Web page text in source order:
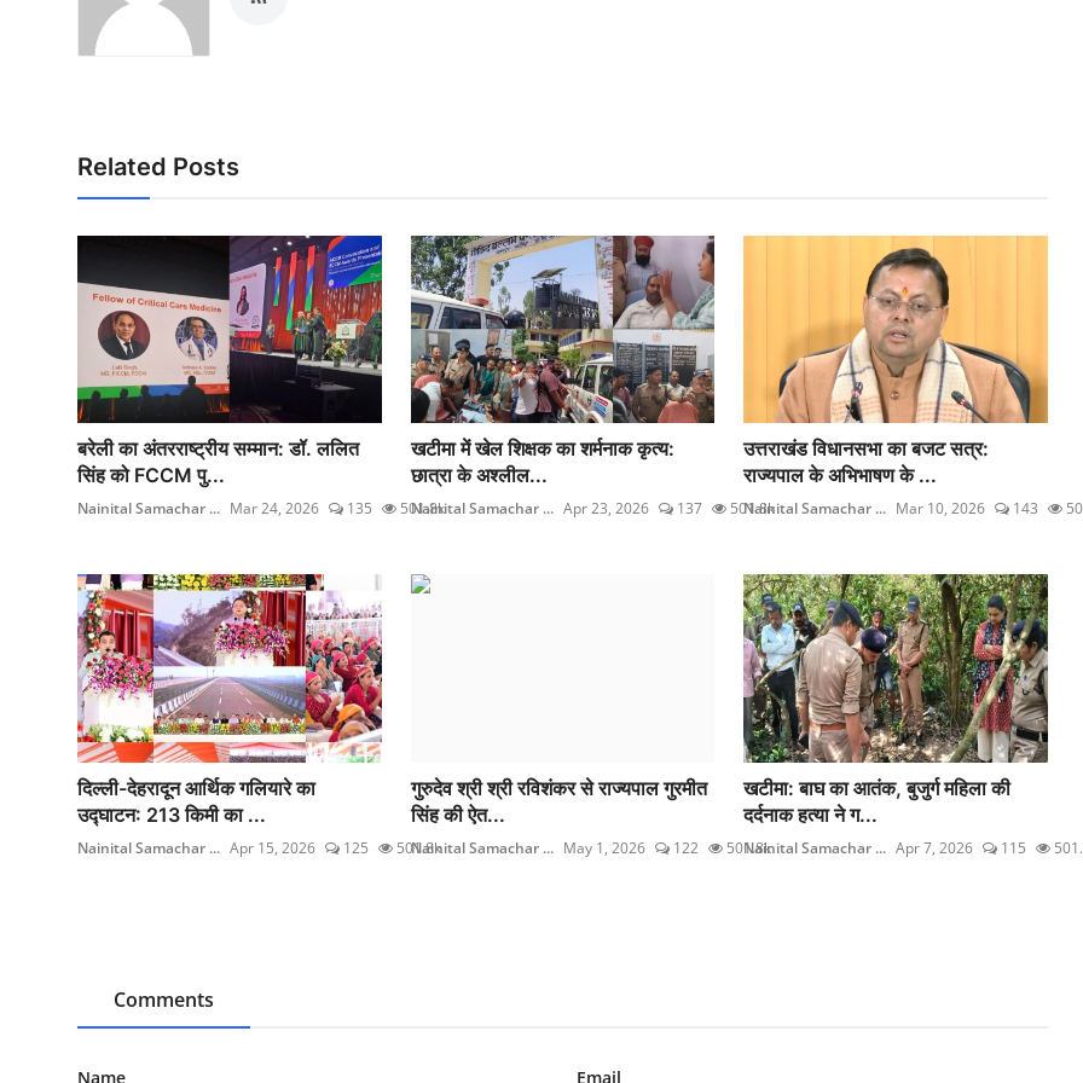
Related Posts
बरेली का अंतरराष्ट्रीय सम्मान: डॉ. ललित
सिंह को FCCM पु...
Nainital Samachar ... Mar 24, 2026 135 501.8k
खटीमा में खेल शिक्षक का शर्मनाक कृत्य:
छात्रा के अश्लील...
Nainital Samachar ... Apr 23, 2026 137 501.8k
उत्तराखंड विधानसभा का बजट सत्र:
राज्यपाल के अभिभाषण के ...
Nainital Samachar ... Mar 10, 2026 143
दिल्ली-देहरादून आर्थिक गलियारे का
उद्घाटन: 213 किमी का ...
Nainital Samachar ... Apr 15, 2026 125 501.8k
गुरुदेव श्री श्री रविशंकर से राज्यपाल गुरमीत
सिंह की ऐत...
Nainital Samachar ... May 1, 2026 122 501.8k
खटीमा: बाघ का आतंक, बुजुर्ग महिला की
दर्दनाक हत्या ने ग...
Nainital Samachar ... Apr 7, 2026 115
Comments
Name Email